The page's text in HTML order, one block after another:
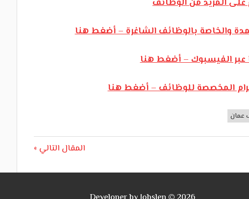
المزيد من الوظائف
والخاصة بالوظائف الشاغرة – أضغط هنا
عبر الفيسبوك – أضغط هنا
المخصصة للوظائف – أضغط هنا
عمان
Next
المقال التالي